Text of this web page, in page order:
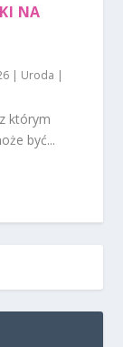
NA
| Uroda |
którym
być...